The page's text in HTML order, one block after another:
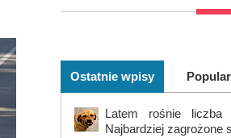
Ostatnie wpisy
Latem rośnie liczba
Najbardziej zagrożone